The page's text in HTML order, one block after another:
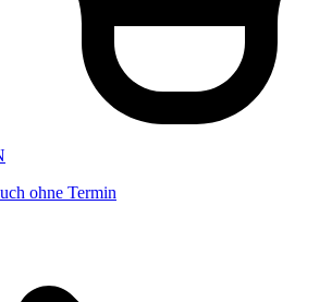
ohne Termin